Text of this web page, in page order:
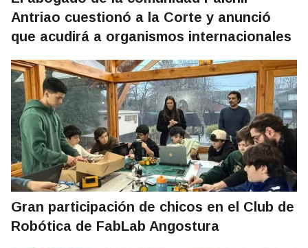
Antriao cuestionó a la Corte y anunció
que acudirá a organismos internacionales
Gran participación de chicos en el Club de
Robótica de FabLab Angostura